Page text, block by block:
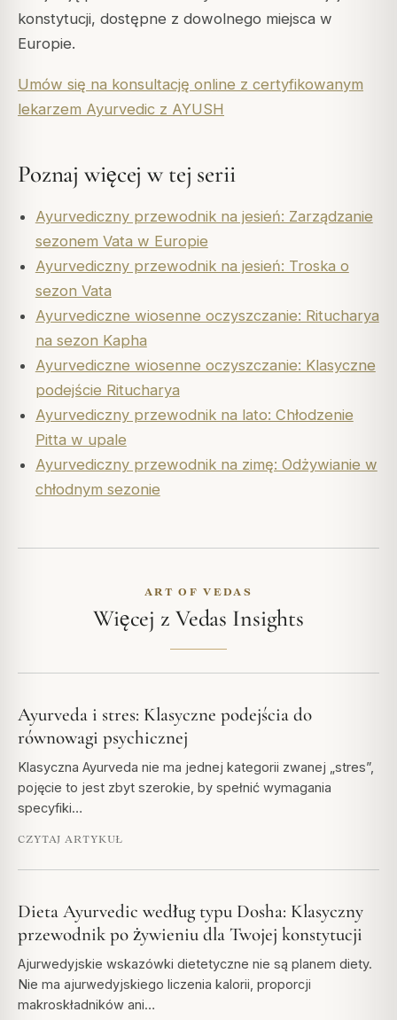
konstytucji, dostępne z dowolnego miejsca w
Europie.
Umów się na konsultację online z certyfikowanym
lekarzem Ayurvedic z AYUSH
Poznaj więcej w tej serii
Ayurvediczny przewodnik na jesień: Zarządzanie
sezonem Vata w Europie
Ayurvediczny przewodnik na jesień: Troska o
sezon Vata
Ayurvediczne wiosenne oczyszczanie: Ritucharya
na sezon Kapha
Ayurvediczne wiosenne oczyszczanie: Klasyczne
podejście Ritucharya
Ayurvediczny przewodnik na lato: Chłodzenie
Pitta w upale
Ayurvediczny przewodnik na zimę: Odżywianie w
chłodnym sezonie
ART OF VEDAS
Więcej z Vedas Insights
Ayurveda i stres: Klasyczne podejścia do
równowagi psychicznej
Klasyczna Ayurveda nie ma jednej kategorii zwanej „stres”,
pojęcie to jest zbyt szerokie, by spełnić wymagania
specyfiki…
CZYTAJ ARTYKUŁ
Dieta Ayurvedic według typu Dosha: Klasyczny
przewodnik po żywieniu dla Twojej konstytucji
Ajurwedyjskie wskazówki dietetyczne nie są planem diety.
Nie ma ajurwedyjskiego liczenia kalorii, proporcji
makroskładników ani…